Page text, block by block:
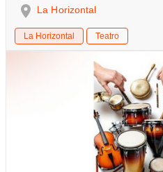
La Horizontal
La Horizontal Teatro